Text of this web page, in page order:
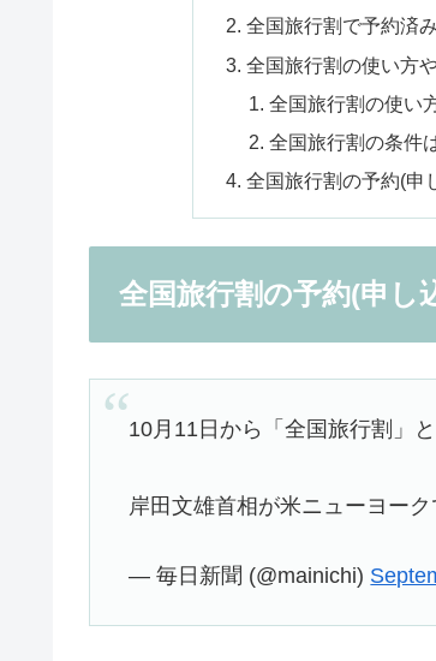
全国旅行割で予約済
全国旅行割の使い方
全国旅行割の使い
全国旅行割の条件
全国旅行割の予約(申
全国旅行割の予約(申し
10月11日から「全国旅行割」
岸田文雄首相が米ニューヨー
— 毎日新聞 (@mainichi)